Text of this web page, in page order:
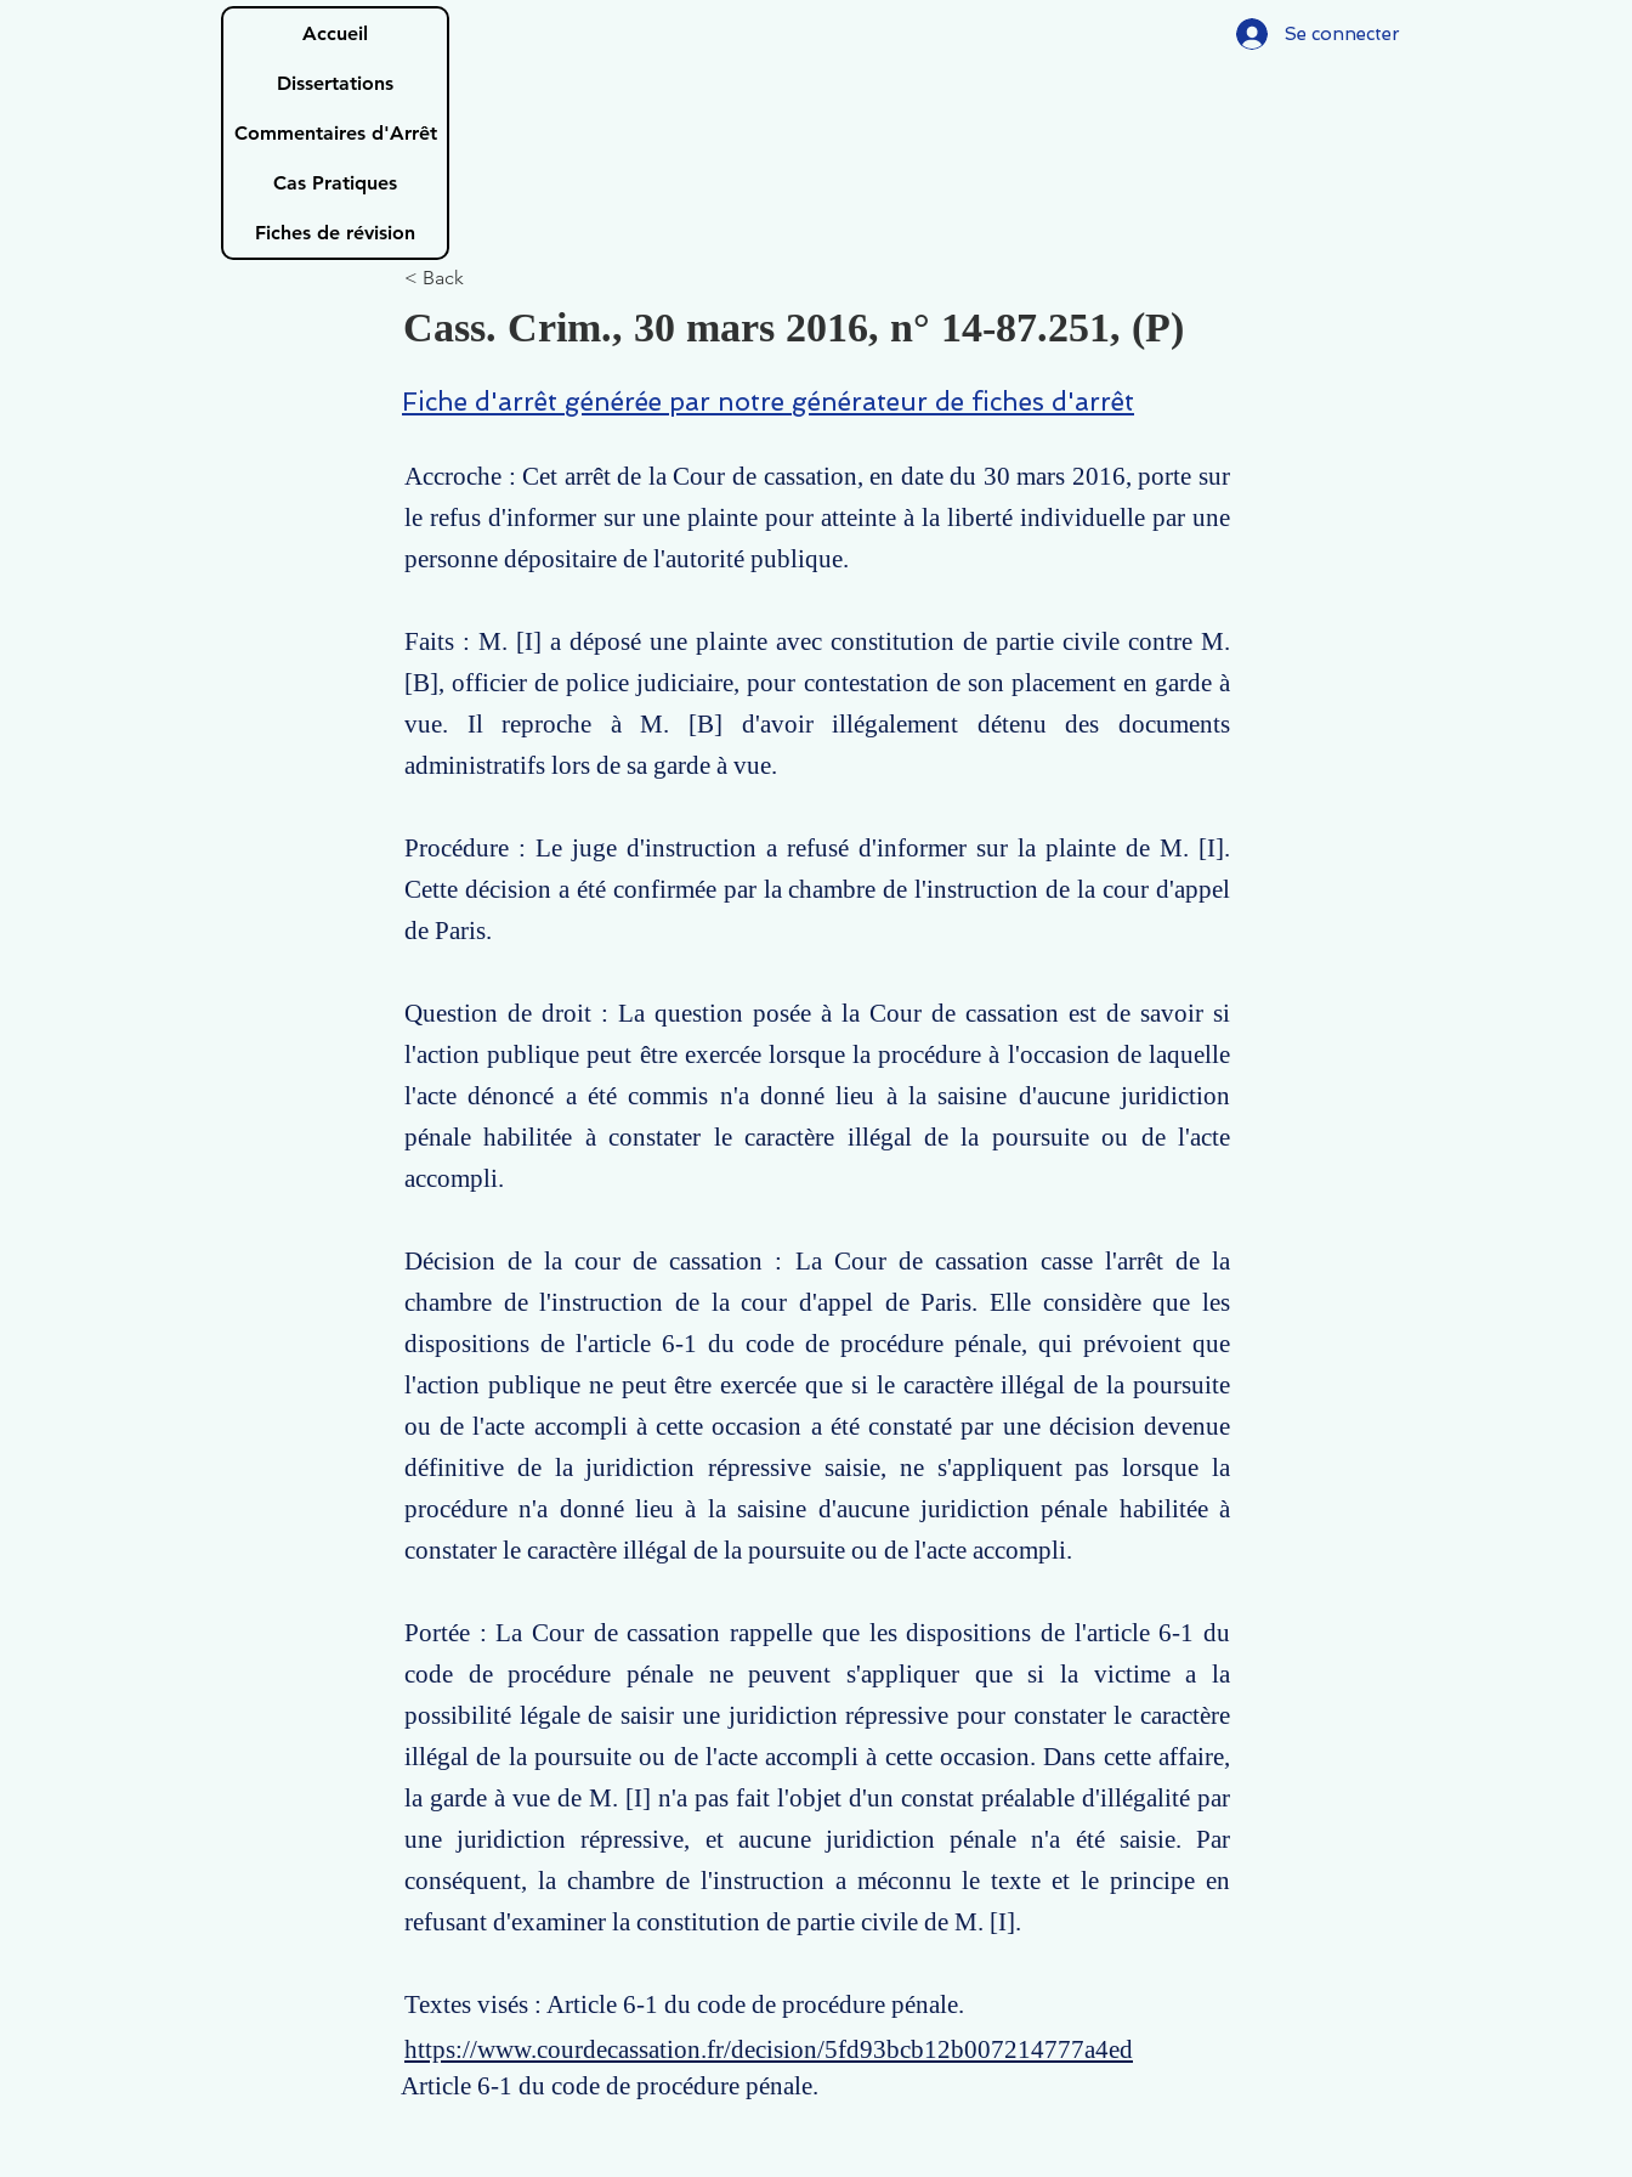
Accueil
Dissertations
Commentaires d'Arrêt
Cas Pratiques
Fiches de révision
Se connecter
< Back
Cass. Crim., 30 mars 2016, n° 14-87.251, (P)
Fiche d'arrêt générée par notre générateur de fiches d'arrêt
Accroche : Cet arrêt de la Cour de cassation, en date du 30 mars 2016, porte sur
le refus d'informer sur une plainte pour atteinte à la liberté individuelle par une
personne dépositaire de l'autorité publique.
Faits : M. [I] a déposé une plainte avec constitution de partie civile contre M.
[B], officier de police judiciaire, pour contestation de son placement en garde à
vue. Il reproche à M. [B] d'avoir illégalement détenu des documents
administratifs lors de sa garde à vue.
Procédure : Le juge d'instruction a refusé d'informer sur la plainte de M. [I].
Cette décision a été confirmée par la chambre de l'instruction de la cour d'appel
de Paris.
Question de droit : La question posée à la Cour de cassation est de savoir si
l'action publique peut être exercée lorsque la procédure à l'occasion de laquelle
l'acte dénoncé a été commis n'a donné lieu à la saisine d'aucune juridiction
pénale habilitée à constater le caractère illégal de la poursuite ou de l'acte
accompli.
Décision de la cour de cassation : La Cour de cassation casse l'arrêt de la
chambre de l'instruction de la cour d'appel de Paris. Elle considère que les
dispositions de l'article 6-1 du code de procédure pénale, qui prévoient que
l'action publique ne peut être exercée que si le caractère illégal de la poursuite
ou de l'acte accompli à cette occasion a été constaté par une décision devenue
définitive de la juridiction répressive saisie, ne s'appliquent pas lorsque la
procédure n'a donné lieu à la saisine d'aucune juridiction pénale habilitée à
constater le caractère illégal de la poursuite ou de l'acte accompli.
Portée : La Cour de cassation rappelle que les dispositions de l'article 6-1 du
code de procédure pénale ne peuvent s'appliquer que si la victime a la
possibilité légale de saisir une juridiction répressive pour constater le caractère
illégal de la poursuite ou de l'acte accompli à cette occasion. Dans cette affaire,
la garde à vue de M. [I] n'a pas fait l'objet d'un constat préalable d'illégalité par
une juridiction répressive, et aucune juridiction pénale n'a été saisie. Par
conséquent, la chambre de l'instruction a méconnu le texte et le principe en
refusant d'examiner la constitution de partie civile de M. [I].
Textes visés : Article 6-1 du code de procédure pénale.
https://www.courdecassation.fr/decision/5fd93bcb12b007214777a4ed
Article 6-1 du code de procédure pénale.